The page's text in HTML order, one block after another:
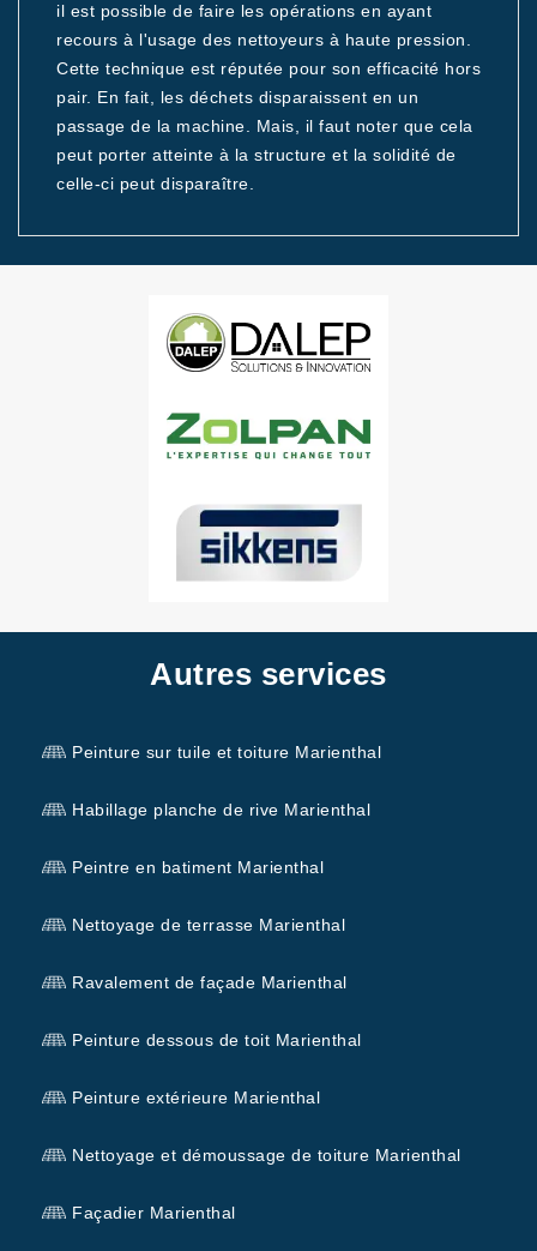
il est possible de faire les opérations en ayant
recours à l'usage des nettoyeurs à haute pression.
Cette technique est réputée pour son efficacité hors
pair. En fait, les déchets disparaissent en un
passage de la machine. Mais, il faut noter que cela
peut porter atteinte à la structure et la solidité de
celle-ci peut disparaître.
Autres services
Peinture sur tuile et toiture Marienthal
Habillage planche de rive Marienthal
Peintre en batiment Marienthal
Nettoyage de terrasse Marienthal
Ravalement de façade Marienthal
Peinture dessous de toit Marienthal
Peinture extérieure Marienthal
Nettoyage et démoussage de toiture Marienthal
Façadier Marienthal